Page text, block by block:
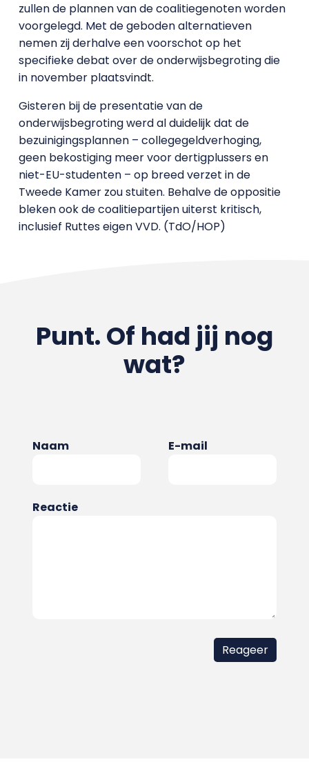
zullen de plannen van de coalitiegenoten worden
voorgelegd. Met de geboden alternatieven
nemen zij derhalve een voorschot op het
specifieke debat over de onderwijsbegroting die
in november plaatsvindt.
Gisteren bij de presentatie van de
onderwijsbegroting werd al duidelijk dat de
bezuinigingsplannen – collegegeldverhoging,
geen bekostiging meer voor dertigplussers en
niet-EU-studenten – op breed verzet in de
Tweede Kamer zou stuiten. Behalve de oppositie
bleken ook de coalitiepartijen uiterst kritisch,
inclusief Ruttes eigen VVD. (TdO/HOP)
Punt. Of had jij nog
wat?
Naam E-mail
Reactie